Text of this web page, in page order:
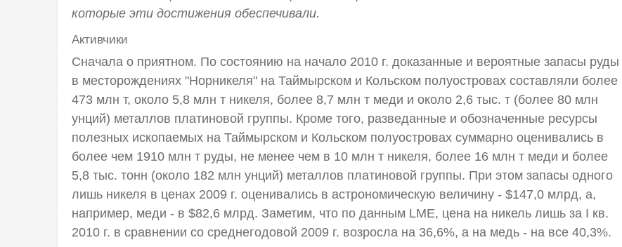
которые эти достижения обеспечивали.
Активчики
Сначала о приятном. По состоянию на начало 2010 г. доказанные и вероятные запасы руды
в месторождениях "Норникеля" на Таймырском и Кольском полуостровах составляли более
473 млн т, около 5,8 млн т никеля, более 8,7 млн т меди и около 2,6 тыс. т (более 80 млн
унций) металлов платиновой группы. Кроме того, разведанные и обозначенные ресурсы
полезных ископаемых на Таймырском и Кольском полуостровах суммарно оценивались в
более чем 1910 млн т руды, не менее чем в 10 млн т никеля, более 16 млн т меди и более
5,8 тыс. тонн (около 182 млн унций) металлов платиновой группы. При этом запасы одного
лишь никеля в ценах 2009 г. оценивались в астрономическую величину - $147,0 млрд, а,
например, меди - в $82,6 млрд. Заметим, что по данным LME, цена на никель лишь за I кв.
2010 г. в сравнении со среднегодовой 2009 г. возросла на 36,6%, а на медь - на все 40,3%.